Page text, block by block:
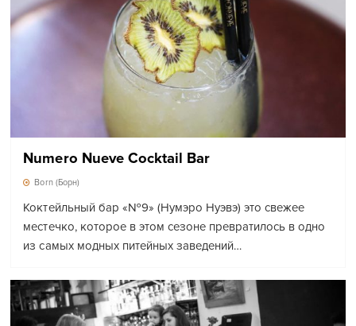
Numero Nueve Cocktail Bar
Born (Борн)
Коктейльный бар «№9» (Нумэро Нуэвэ) это свежее
местечко, которое в этом сезоне превратилось в одно
из самых модных питейных заведений…